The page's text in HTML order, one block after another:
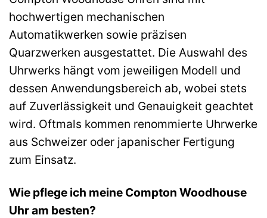
hochwertigen mechanischen
Automatikwerken sowie präzisen
Quarzwerken ausgestattet. Die Auswahl des
Uhrwerks hängt vom jeweiligen Modell und
dessen Anwendungsbereich ab, wobei stets
auf Zuverlässigkeit und Genauigkeit geachtet
wird. Oftmals kommen renommierte Uhrwerke
aus Schweizer oder japanischer Fertigung
zum Einsatz.
Wie pflege ich meine Compton Woodhouse
Uhr am besten?